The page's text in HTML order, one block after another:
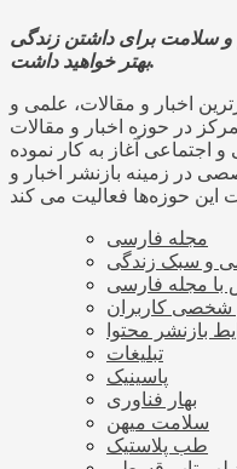
و سلامت برای داشتن زندگی
بهتر خواهید داشت.
اخبار و مقالات، علمی و
به صورت متمرکز در حوزه اخبار و مقالات
اجتماعی آغاز به کار نموده
در زمینه بازنشر اخبار و
مجله فارسی
و سبک زندگی
با مجله فارسی
شخصی کاربران
بازنشر محتوا
تبلیغات
پاسینیک
بهار فناوری
سلامت میهن
طب پلاستیک